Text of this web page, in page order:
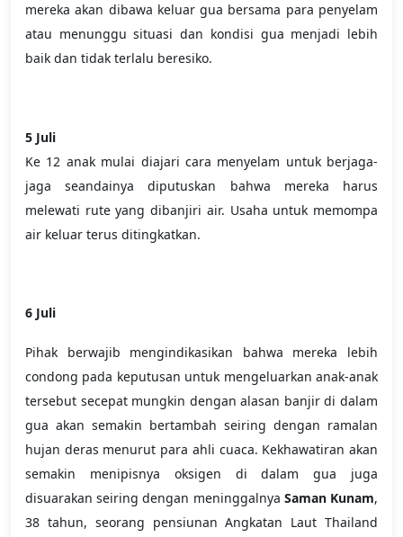
mereka akan dibawa keluar gua bersama para penyelam
atau menunggu situasi dan kondisi gua menjadi lebih
baik dan tidak terlalu beresiko.
5 Juli
Ke 12 anak mulai diajari cara menyelam untuk berjaga-
jaga seandainya diputuskan bahwa mereka harus
melewati rute yang dibanjiri air. Usaha untuk memompa
air keluar terus ditingkatkan.
6 Juli
Pihak berwajib mengindikasikan bahwa mereka lebih
condong pada keputusan untuk mengeluarkan anak-anak
tersebut secepat mungkin dengan alasan banjir di dalam
gua akan semakin bertambah seiring dengan ramalan
hujan deras menurut para ahli cuaca. Kekhawatiran akan
semakin menipisnya oksigen di dalam gua juga
disuarakan seiring dengan meninggalnya Saman Kunam,
38 tahun, seorang pensiunan Angkatan Laut Thailand